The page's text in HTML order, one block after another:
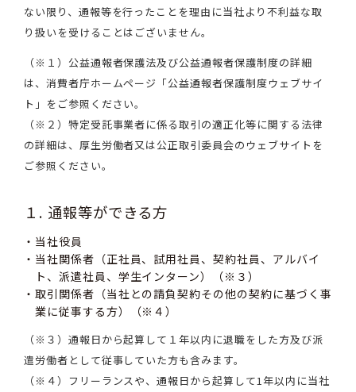
ない限り、通報等を行ったことを理由に当社より不利益な取
り扱いを受けることはございません。
（※１）公益通報者保護法及び公益通報者保護制度の詳細
は、消費者庁ホームページ「公益通報者保護制度ウェブサイ
ト」をご参照ください。
（※２）特定受託事業者に係る取引の適正化等に関する法律
の詳細は、厚生労働者又は公正取引委員会のウェブサイトを
ご参照ください。
１. 通報等ができる方
当社役員
当社関係者（正社員、試用社員、契約社員、アルバイ
ト、派遣社員、学生インターン）（※３）
取引関係者（当社との請負契約その他の契約に基づく事
業に従事する方）（※４）
（※３）通報日から起算して１年以内に退職をした方及び派
遣労働者として従事していた方も含みます。
（※４）フリーランスや、通報日から起算して1年以内に当社